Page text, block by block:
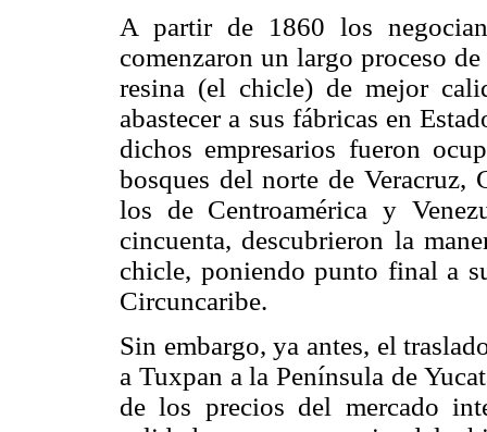
A partir de 1860 los
comenzaron un largo proceso
resina (el chicle) de mejor
abastecer a sus fábricas en
dichos empresarios fueron
bosques del norte de Veracruz,
los de Centroamérica y
cincuenta, descubrieron la
chicle, poniendo punto final a
Circuncaribe.
Sin embargo, ya antes, el
a Tuxpan a la Península de
de los precios del mercado